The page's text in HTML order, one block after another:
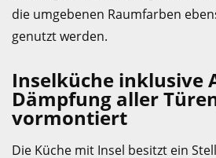
die umgebenen Raumfarben
genutzt werden.
Inselküche inklusive
Dämpfung aller
vormontiert
Die Küche mit Insel besitzt ein